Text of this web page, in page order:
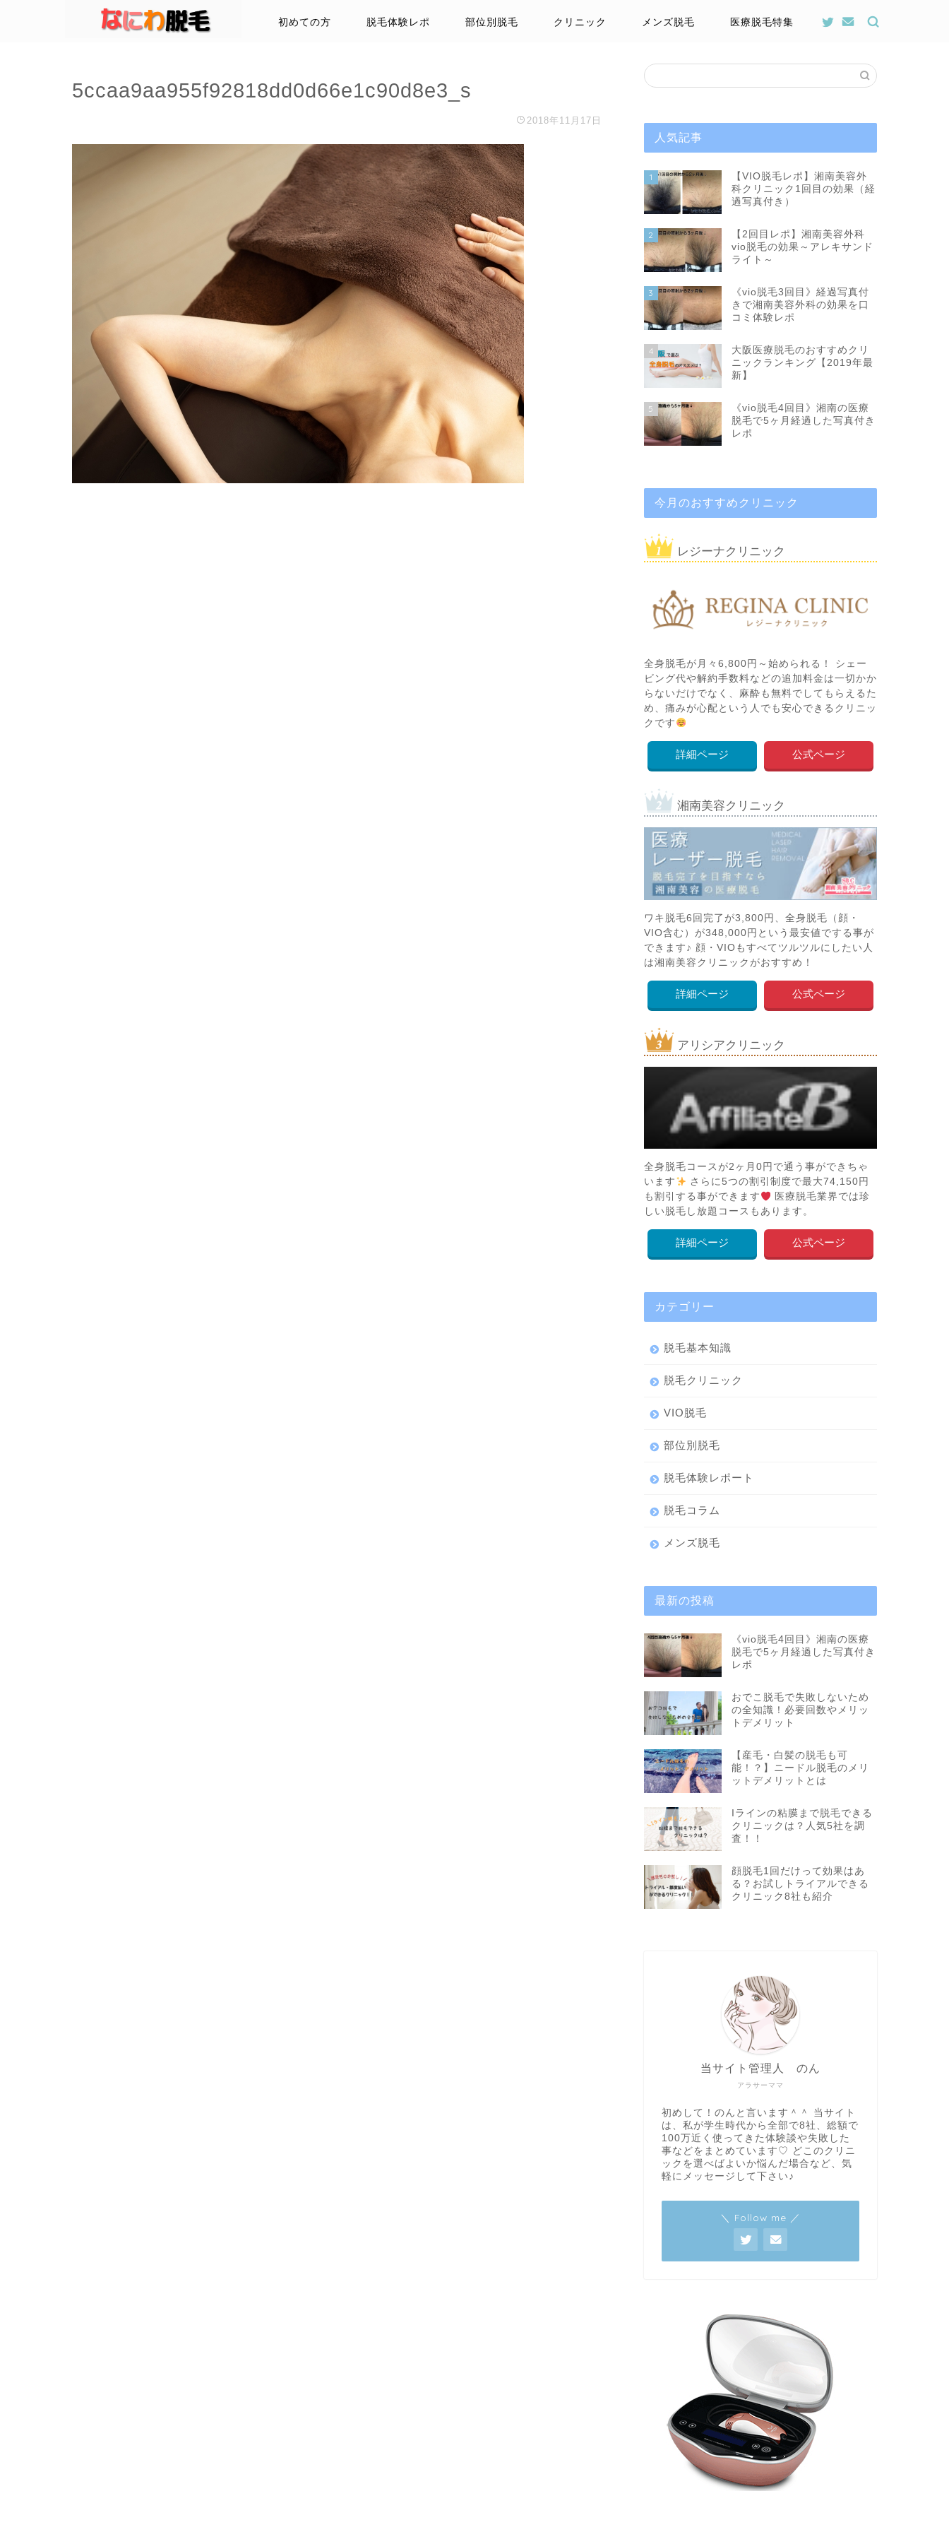
初めての方 脱毛体験レポ 部位別脱毛 クリニック メンズ脱毛 医療脱毛特集
5ccaa9aa955f92818dd0d66e1c90d8e3_s
2018年11月17日
人気記事
1
【VIO脱毛レポ】湘南美容外
科クリニック1回目の効果（経
過写真付き）
2
【2回目レポ】湘南美容外科
vio脱毛の効果～アレキサンド
ライト～
3
《vio脱毛3回目》経過写真付
きで湘南美容外科の効果を口
コミ体験レポ
4
大阪医療脱毛のおすすめクリ
ニックランキング【2019年最
新】
5
《vio脱毛4回目》湘南の医療
脱毛で5ヶ月経過した写真付き
レポ
今月のおすすめクリニック
レジーナクリニック
全身脱毛が月々6,800円～始められる！ シェー
ビング代や解約手数料などの追加料金は一切かか
らないだけでなく、麻酔も無料でしてもらえるた
め、痛みが心配という人でも安心できるクリニッ
クです
詳細ページ 公式ページ
湘南美容クリニック
ワキ脱毛6回完了が3,800円、全身脱毛（顔・
VIO含む）が348,000円という最安値でする事が
できます♪ 顔・VIOもすべてツルツルにしたい人
は湘南美容クリニックがおすすめ！
詳細ページ 公式ページ
アリシアクリニック
全身脱毛コースが2ヶ月0円で通う事ができちゃ
います
さらに5つの割引制度で最大74,150円
も割引する事ができます
医療脱毛業界では珍
しい脱毛し放題コースもあります。
詳細ページ 公式ページ
カテゴリー
脱毛基本知識
脱毛クリニック
VIO脱毛
部位別脱毛
脱毛体験レポート
脱毛コラム
メンズ脱毛
最新の投稿
《vio脱毛4回目》湘南の医療
脱毛で5ヶ月経過した写真付き
レポ
おでこ脱毛で失敗しないため
の全知識！必要回数やメリッ
トデメリット
【産毛・白髪の脱毛も可
能！？】ニードル脱毛のメリ
ットデメリットとは
Iラインの粘膜まで脱毛できる
クリニックは？人気5社を調
査！！
顔脱毛1回だけって効果はあ
る？お試しトライアルできる
クリニック8社も紹介
アラサーママ
当サイト管理人 のん
初めして！のんと言います＾＾ 当サイト
は、私が学生時代から全部で8社、総額で
100万近く使ってきた体験談や失敗した
事などをまとめています♡ どこのクリニ
ックを選べばよいか悩んだ場合など、気
軽にメッセージして下さい♪
＼ Follow me ／